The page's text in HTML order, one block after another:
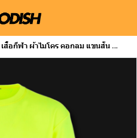
เสื้อกีฬา ผ้าไมโคร คอกลม แขนสั้น สีเหลืองสะท้อนแสง